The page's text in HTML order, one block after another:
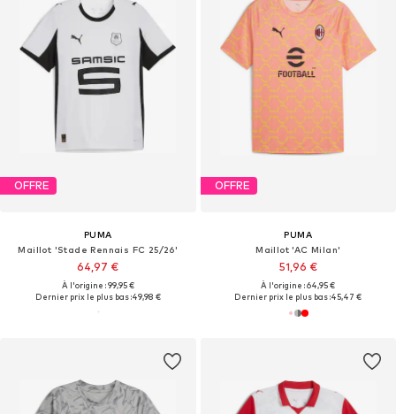
OFFRE
PUMA
Maillot 'Stade Rennais FC 25/26'
64,97 €
À l'origine : 99,95 €
Dernier prix le plus bas :49,98 €
OFFRE
PUMA
Maillot 'AC Milan'
51,96 €
À l'origine : 64,95 €
Dernier prix le plus bas :45,47 €